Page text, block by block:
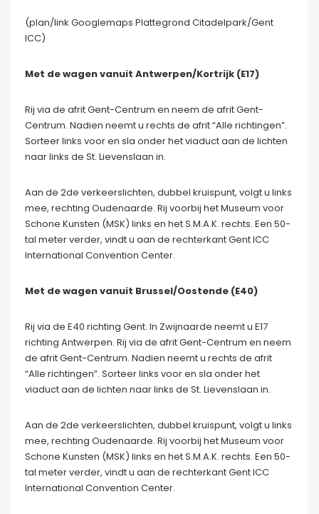
(plan/link Googlemaps Plattegrond Citadelpark/Gent
ICC)
Met de wagen vanuit Antwerpen/Kortrijk (E17)
Rij via de afrit Gent-Centrum en neem de afrit Gent-
Centrum. Nadien neemt u rechts de afrit “Alle richtingen”.
Sorteer links voor en sla onder het viaduct aan de lichten
naar links de St. Lievenslaan in.
Aan de 2de verkeerslichten, dubbel kruispunt, volgt u links
mee, rechting Oudenaarde. Rij voorbij het Museum voor
Schone Kunsten (MSK) links en het S.M.A.K. rechts. Een 50-
tal meter verder, vindt u aan de rechterkant Gent ICC
International Convention Center.
Met de wagen vanuit Brussel/Oostende (E40)
Rij via de E40 richting Gent. In Zwijnaarde neemt u E17
richting Antwerpen. Rij via de afrit Gent-Centrum en neem
de afrit Gent-Centrum. Nadien neemt u rechts de afrit
“Alle richtingen”. Sorteer links voor en sla onder het
viaduct aan de lichten naar links de St. Lievenslaan in.
Aan de 2de verkeerslichten, dubbel kruispunt, volgt u links
mee, rechting Oudenaarde. Rij voorbij het Museum voor
Schone Kunsten (MSK) links en het S.M.A.K. rechts. Een 50-
tal meter verder, vindt u aan de rechterkant Gent ICC
International Convention Center.